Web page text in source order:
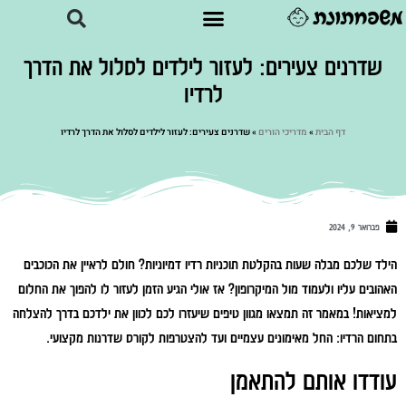
שדרנים צעירים: לעזור לילדים לסלול את הדרך
לרדיו
דף הבית» מדריכי הורים »שדרנים צעירים: לעזור לילדים לסלול את הדרך לרדיו
פברואר 9, 2024
הילד שלכם מבלה שעות בהקלטת תוכניות רדיו דמיוניות? חולם לראיין את הכוכבים
האהובים עליו ולעמוד מול המיקרופון? אז אולי הגיע הזמן לעזור לו להפוך את החלום
למציאות! במאמר זה תמצאו מגוון טיפים שיעזרו לכם לכוון את ילדכם בדרך להצלחה
בתחום הרדיו: החל מאימונים עצמיים ועד להצטרפות לקורס שדרנות מקצועי.
עודדו אותם להתאמן